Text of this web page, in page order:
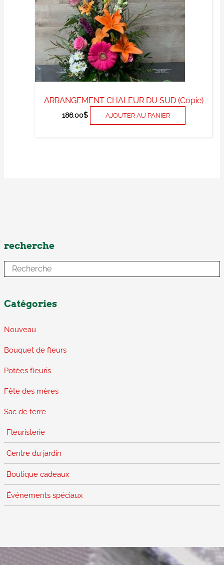
recherche
Catégories
Nouveau
Bouquet de fleurs
Potées fleuris
Fête des mères
Sac de terre
Fleuristerie
Centre du jardin
Boutique cadeaux
Événements spéciaux
ARRANGEMENT CHALEUR DU SUD (Copie)
186.00$ AJOUTER AU PANIER